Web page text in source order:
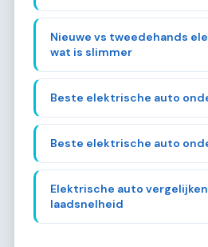
Nieuwe vs tweedehands
wat is slimmer
Beste elektrische auto
Beste elektrische auto
Elektrische auto
laadsnelheid